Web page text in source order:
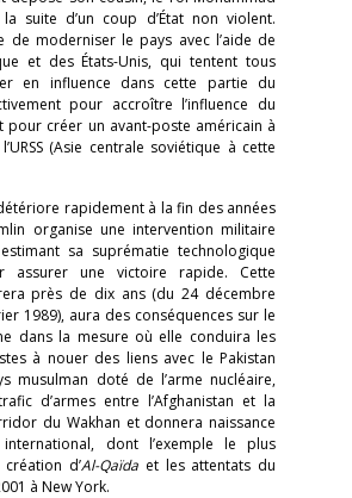
suite d’un coup d’État non violent.
de moderniser le pays avec l’aide de
et des États-Unis, qui tentent tous
en influence dans cette partie du
pour accroître l’influence du
pour créer un avant-poste américain à
(Asie centrale soviétique à cette
rapidement à la fin des années
organise une intervention militaire
sa suprématie technologique
assurer une victoire rapide. Cette
près de dix ans (du 24 décembre
1989), aura des conséquences sur le
dans la mesure où elle conduira les
à nouer des liens avec le Pakistan
musulman doté de l’arme nucléaire,
d’armes entre l’Afghanistan et la
du Wakhan et donnera naissance
dont l’exemple le plus
d’Al-Qaïda et les attentats du
à New York.